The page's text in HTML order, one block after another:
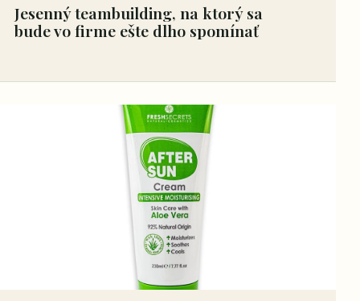
Jesenný teambuilding, na ktorý sa
bude vo firme ešte dlho spomínať